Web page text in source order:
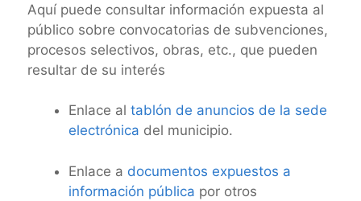
Aquí puede consultar información expuesta al
público sobre convocatorias de subvenciones,
procesos selectivos, obras, etc., que pueden
resultar de su interés
Enlace al tablón de anuncios de la sede
electrónica del municipio.
Enlace a documentos expuestos a
información pública por otros